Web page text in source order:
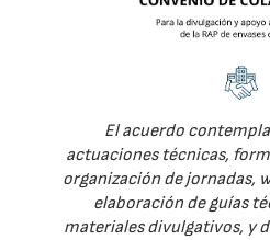
El acuerdo
actuaciones técnicas,
organización de jornadas,
elaboración de guías
materiales divulgativos, y